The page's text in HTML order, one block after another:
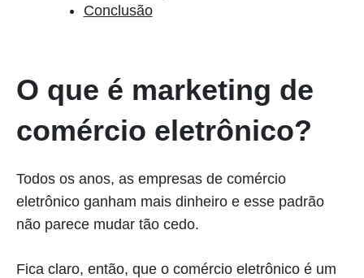
Conclusão
O que é marketing de
comércio eletrônico?
Todos os anos, as empresas de comércio
eletrônico ganham mais dinheiro e esse padrão
não parece mudar tão cedo.
Fica claro, então, que o comércio eletrônico é um